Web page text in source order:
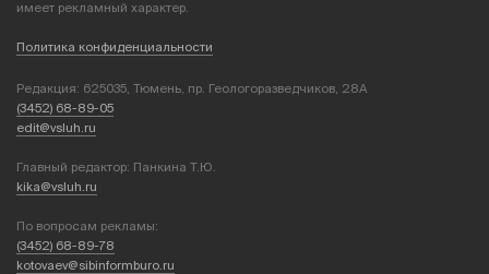
имеет рекламный характер.
Политика конфиденциальности
Редакция: 625035, Тюмень, пр. Геологоразведчиков, 28А
(3452) 68-89-05
edit@vsluh.ru
Главный редактор: Панкина Т.Ю.
kika@vsluh.ru
По вопросам рекламы:
(3452) 68-89-78
kotovaev@sibinformburo.ru